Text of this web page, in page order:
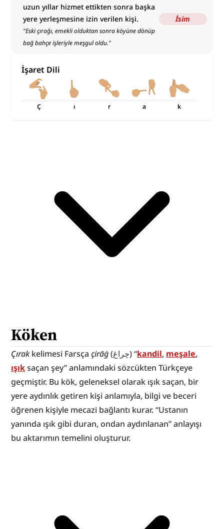
uzun yıllar hizmet ettikten sonra başka
yere yerleşmesine izin verilen kişi.
"Eski çırağı, emekli olduktan sonra köyüne dönüp
bağ bahçe işleriyle meşgul oldu."
İsim
İşaret Dili
Ç ı r a k
Köken
Çırak kelimesi Farsça çirāġ (چراغ) “kandil, meşale
ışık saçan şey” anlamındaki sözcükten Türkçeye
geçmiştir. Bu kök, geleneksel olarak ışık saçan, bir
yere aydınlık getiren kişi anlamıyla, bilgi ve beceri
öğrenen kişiyle mecazi bağlantı kurar. “Ustanın
yanında ışık gibi duran, ondan aydınlanan” anlayışı
bu aktarımın temelini oluşturur.